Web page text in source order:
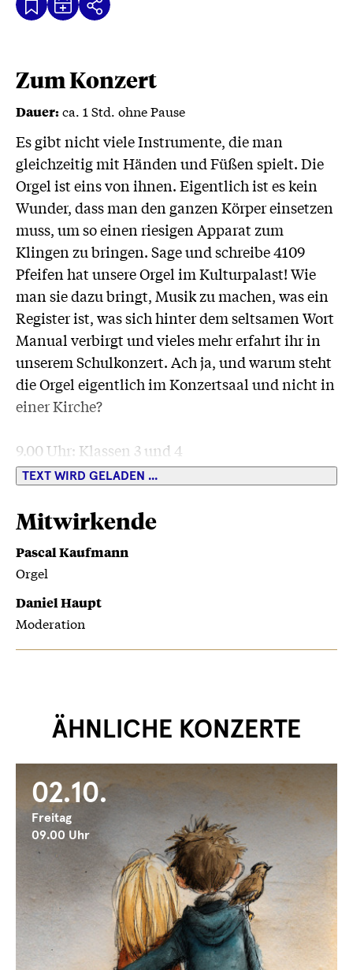
TextKalenderdatei
Teilen
Zum Konzert
Dauer:ca. 1 Std. ohne Pause
Es gibt nicht viele Instrumente, die man
gleichzeitig mit Händen und Füßen spielt. Die
Orgel ist eins von ihnen. Eigentlich ist es kein
Wunder, dass man den ganzen Körper einsetzen
muss, um so einen riesigen Apparat zum
Klingen zu bringen. Sage und schreibe 4109
Pfeifen hat unsere Orgel im Kulturpalast! Wie
man sie dazu bringt, Musik zu machen, was ein
Register ist, was sich hinter dem seltsamen Wort
Manual verbirgt und vieles mehr erfahrt ihr in
unserem Schulkonzert. Ach ja, und warum steht
die Orgel eigentlich im Konzertsaal und nicht in
einer Kirche?
9.00 Uhr: Klassen 3 und 4
10.45 Uhr: Klassen 5 und 6
TEXT WIRD GELADEN ...
Mitwirkende
Pascal Kaufmann
Orgel
Daniel Haupt
Moderation
ÄHNLICHE KONZERTE
02.10.
Freitag
09.00 Uhr